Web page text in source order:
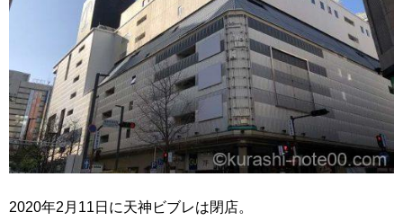
2020年2月11日に天神ビブレは閉店。